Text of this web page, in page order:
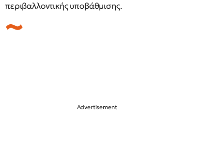
περιβαλλοντικής υποβάθμισης.